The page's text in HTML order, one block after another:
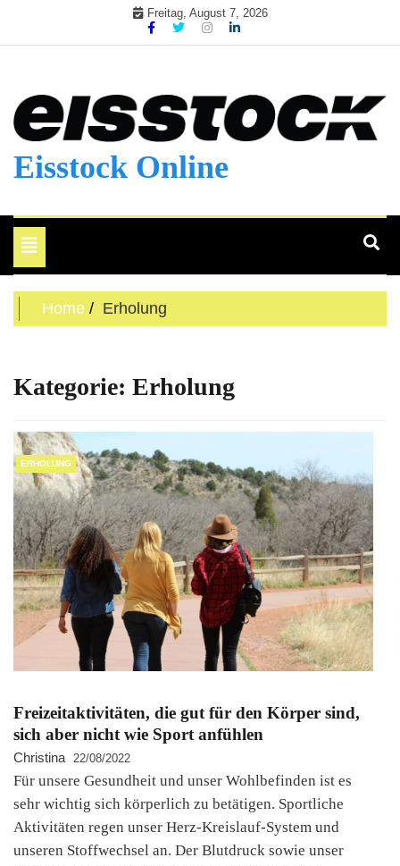
Freitag, August 7, 2026
Eisstock Online
Toggle
navigation
Home Erholung
Kategorie: Erholung
ERHOLUNG
Freizeitaktivitäten, die gut für den Körper sind,
sich aber nicht wie Sport anfühlen
Christina 22/08/2022
Für unsere Gesundheit und unser Wohlbefinden ist es
sehr wichtig sich körperlich zu betätigen. Sportliche
Aktivitäten regen unser Herz-Kreislauf-System und
unseren Stoffwechsel an. Der Blutdruck sowie unser